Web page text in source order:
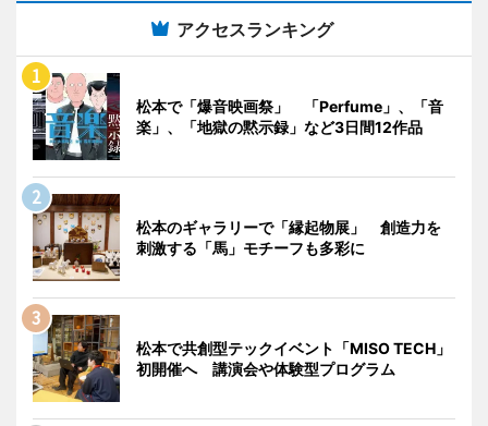
アクセスランキング
松本で「爆音映画祭」 「Perfume」、「音
楽」、「地獄の黙示録」など3日間12作品
松本のギャラリーで「縁起物展」 創造力を
刺激する「馬」モチーフも多彩に
松本で共創型テックイベント「MISO TECH」
初開催へ 講演会や体験型プログラム